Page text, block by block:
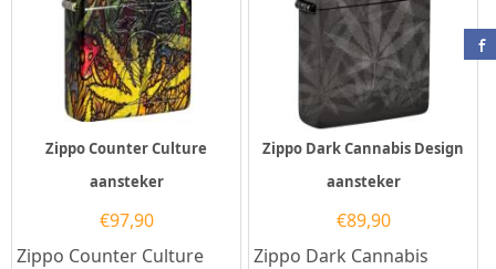
Zippo Counter Culture
aansteker
€97,90
Zippo Counter Culture
Zippo Dark Cannabis Design
aansteker
€89,90
Zippo Dark Cannabis